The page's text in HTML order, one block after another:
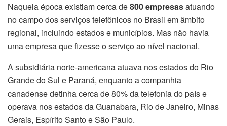
Naquela época existiam cerca de800 empresasatuando
no campo dos serviços telefônicos no Brasil em âmbito
regional, incluindo estados e municípios. Mas não havia
uma empresa que fizesse o serviço ao nível nacional.
A subsidiária norte-americana atuava nos estados do Rio
Grande do Sul e Paraná, enquanto a companhia
canadense detinha cerca de 80% da telefonia do país e
operava nos estados da Guanabara, Rio de Janeiro, Minas
Gerais, Espírito Santo e São Paulo.